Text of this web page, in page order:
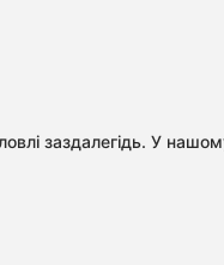
заздалегідь. У